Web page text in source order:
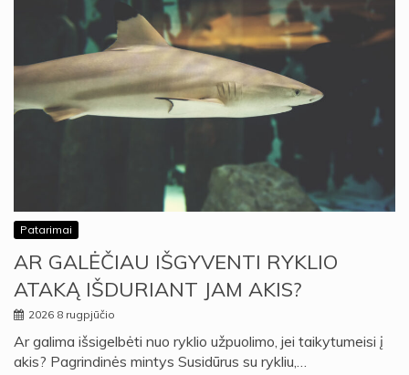
Patarimai
AR GALĖČIAU IŠGYVENTI RYKLIO
ATAKĄ IŠDURIANT JAM AKIS?
2026 8 rugpjūčio
Ar galima išsigelbėti nuo ryklio užpuolimo, jei taikytumeisi į
akis? Pagrindinės mintys Susidūrus su rykliu,…